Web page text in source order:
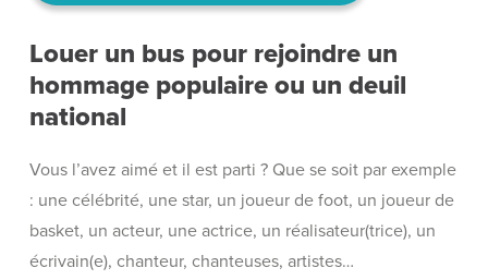
Louer un bus pour rejoindre un
hommage populaire ou un deuil
national
Vous l’avez aimé et il est parti ? Que se soit par exemple
: une célébrité, une star, un joueur de foot, un joueur de
basket, un acteur, une actrice, un réalisateur(trice), un
écrivain(e), chanteur, chanteuses, artistes…